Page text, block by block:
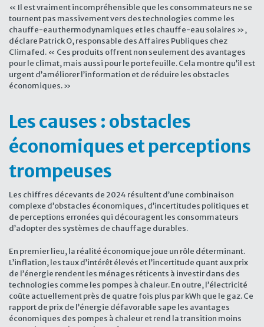
« Il est vraiment incompréhensible que les consommateurs ne se
tournent pas massivement vers des technologies comme les
chauffe-eau thermodynamiques et les chauffe-eau solaires »,
déclare Patrick O, responsable des Affaires Publiques chez
Climafed. « Ces produits offrent non seulement des avantages
pour le climat, mais aussi pour le portefeuille. Cela montre qu’il est
urgent d’améliorer l’information et de réduire les obstacles
économiques. »
Les causes : obstacles
économiques et perceptions
trompeuses
Les chiffres décevants de 2024 résultent d’une combinaison
complexe d’obstacles économiques, d’incertitudes politiques et
de perceptions erronées qui découragent les consommateurs
d’adopter des systèmes de chauffage durables.
En premier lieu, la réalité économique joue un rôle déterminant.
L’inflation, les taux d’intérêt élevés et l’incertitude quant aux prix
de l’énergie rendent les ménages réticents à investir dans des
technologies comme les pompes à chaleur. En outre, l’électricité
coûte actuellement près de quatre fois plus par kWh que le gaz. Ce
rapport de prix de l’énergie défavorable sape les avantages
économiques des pompes à chaleur et rend la transition moins